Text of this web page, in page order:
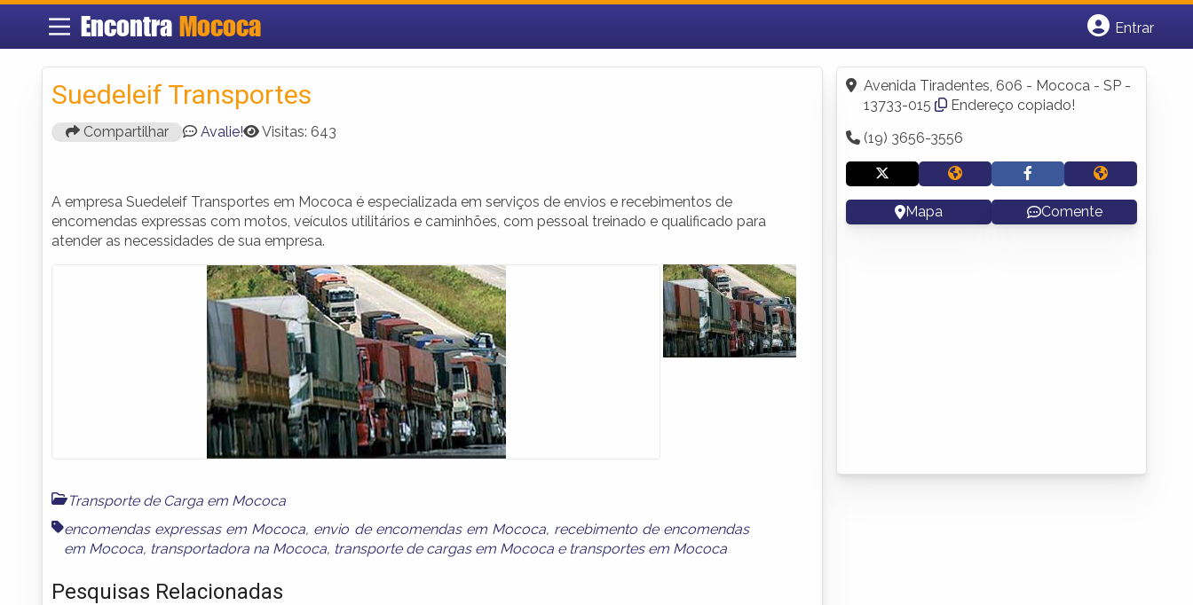
Encontra Mococa
Entrar
Fazer login
Criar conta
Suedeleif Transportes
Compartilhar Avalie! Visitas: 643
A empresa Suedeleif Transportes em Mococa é especializada em serviços de envios e recebimentos de
encomendas expressas com motos, veículos utilitários e caminhões, com pessoal treinado e qualificado para
atender as necessidades de sua empresa.
Transporte de Carga em Mococa
encomendas expressas em Mococa, envio de encomendas em Mococa, recebimento de encomendas
em Mococa, transportadora na Mococa, transporte de cargas em Mococa e transportes em Mococa
Pesquisas Relacionadas
Avenida Tiradentes, 606 - Mococa - SP -
13733-015
Endereço copiado!
(19) 3656-3556
Mapa Comente